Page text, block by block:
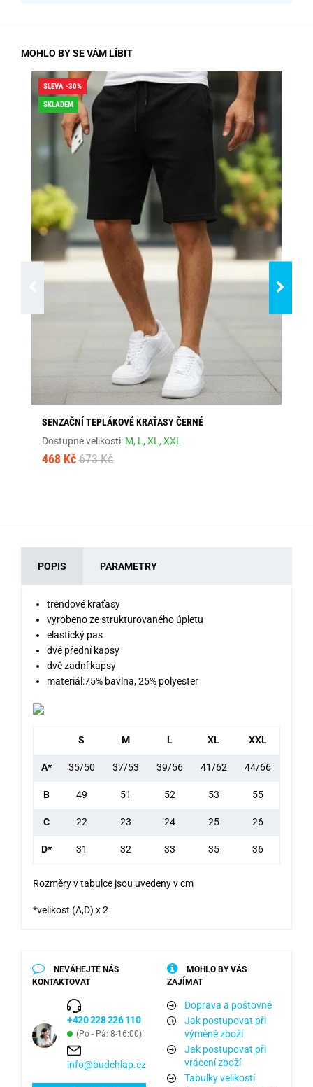
MOHLO BY SE VÁM LÍBIT
SLEVA -30%
SKLADEM
SENZAČNÍ TEPLÁKOVÉ KRAŤASY ČERNÉ
Dostupné velikosti: M, L,XL,XXL
468 Kč 673 Kč
POPIS PARAMETRY
trendové kraťasy
vyrobeno ze strukturovaného úpletu
elastický pas
dvě přední kapsy
dvě zadní kapsy
materiál:75% bavlna, 25% polyester
S M L XL XXL
A* 35/50 37/53 39/56 41/62 44/66
B 49 51 52 53 55
C 22 23 24 25 26
D* 31 32 33 35 36
Rozměry v tabulce jsou uvedeny v cm
*velikost (A,D) x 2
NEVÁHEJTE NÁS
KONTAKTOVAT
+420 228 226 110
(Po - Pá: 8-16:00)
info@budchlap.cz
MOHLO BY VÁS
ZAJÍMAT
Doprava a poštovné
Jak postupovat při
výměně zboží
Jak postupovat při
vrácení zboží
Tabulky velikostí